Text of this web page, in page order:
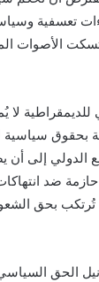
تعسفية
الأصوات
لا
بحقوق سياسية
الدولي إلى
حازمة ضد
تُرتكب بحق
الحق